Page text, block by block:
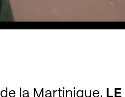
la Martinique, LE